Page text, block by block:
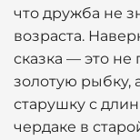
что дружба не
возраста.
сказка — это
золотую рыбку,
старушку с
чердаке в